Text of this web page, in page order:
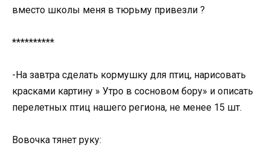
вместо школы меня в тюрьму привезли ?
**********
-На завтра сделать кормушку для птиц, нарисовать
красками картину » Утро в сосновом бору» и описать
перелетных птиц нашего региона, не менее 15 шт.
Вовочка тянет руку: